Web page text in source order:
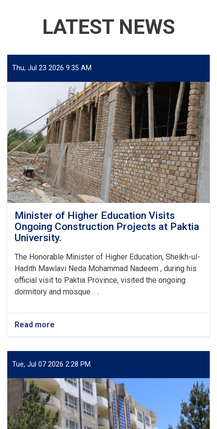
LATEST NEWS
Thu, Jul 23 2026 9:35 AM
Minister of Higher Education Visits
Ongoing Construction Projects at Paktia
University.
The Honorable Minister of Higher Education, Sheikh-ul-
Hadith Mawlavi Neda Mohammad Nadeem , during his
official visit to Paktia Province, visited the ongoing
dormitory and mosque. . .
Read more
Minister
Higher
Education
Ongoing
Construction
Projects
at
Paktia
Tue, Jul 07 2026 2:28 PM